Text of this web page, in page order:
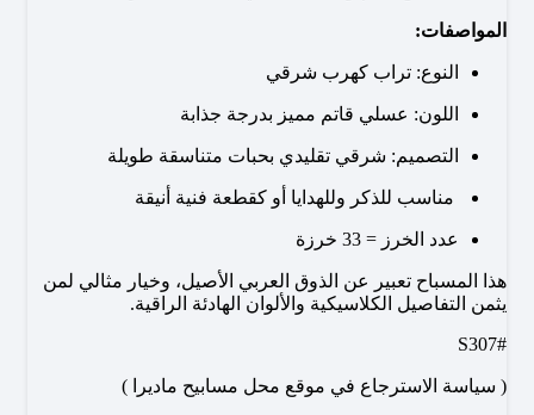
المواصفات:
النوع: تراب كهرب شرقي
اللون: عسلي قاتم مميز بدرجة جذابة
التصميم: شرقي تقليدي بحبات متناسقة طويلة
مناسب للذكر وللهدايا أو كقطعة فنية أنيقة
عدد الخرز = 33 خرزة
هذا المسباح تعبير عن الذوق العربي الأصيل، وخيار مثالي لمن
يثمن التفاصيل الكلاسيكية والألوان الهادئة الراقية.
#S307
( سياسة الاسترجاع في موقع محل مسابيح ماديرا )